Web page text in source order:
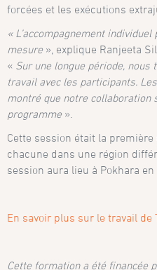
forcées et les exécutions
« L’accompagnement
mesure », explique Ranjeeta
« Sur une longue période,
travail avec les participants.
montré que notre collaboration
programme ».
Cette session était la première
chacune dans une région
session aura lieu à Pokhara en
En savoir plus sur le travail de
Cette formation a été financée